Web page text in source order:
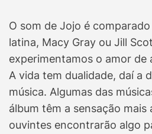
O som de Jojo é
latina, Macy Gray ou Jill
experimentamos o amor de
A vida tem dualidade, daí a
música. Algumas das
álbum têm a sensação mais
ouvintes encontrarão algo